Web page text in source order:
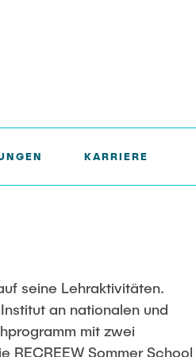
KARRIERE
seine Lehraktivitäten.
an nationalen und
mit zwei
RECREEW Sommer School